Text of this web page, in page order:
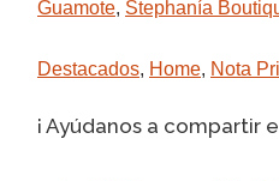
Guamote, Stephanía
Destacados, Home, Nota
¡ Ayúdanos a compartir